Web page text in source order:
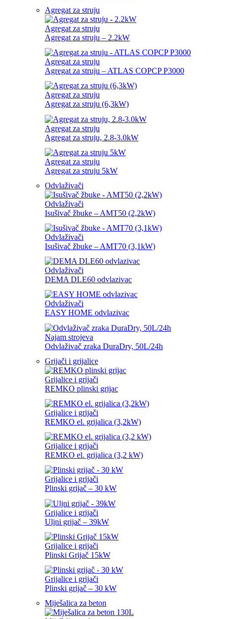
Agregat za struju
Agregat za struju
Agregat za struju – 2.2kW
Agregat za struju
Agregat za struju – ATLAS COPCP P3000
Agregat za struju
Agregat za struju (6,3kW)
Agregat za struju
Agregat za struju, 2.8-3.0kW
Agregat za struju
Agregat za struju 5kW
Odvlaživači
Odvlaživači
Isušivač žbuke – AMT50 (2,2kW)
Odvlaživači
Isušivač žbuke – AMT70 (3,1kW)
Odvlaživači
DEMA DLE60 odvlazivac
Odvlaživači
EASY HOME odvlazivac
Najam strojeva
Odvlaživač zraka DuraDry, 50L/24h
Grijači i grijalice
Grijalice i grijači
REMKO plinski grijac
Grijalice i grijači
REMKO el. grijalica (3,2kW)
Grijalice i grijači
REMKO el. grijalica (3,2 kW)
Grijalice i grijači
Plinski grijač – 30 kW
Grijalice i grijači
Uljni grijač – 39kW
Grijalice i grijači
Plinski Grijač 15kW
Grijalice i grijači
Plinski grijač – 30 kW
Miješalica za beton